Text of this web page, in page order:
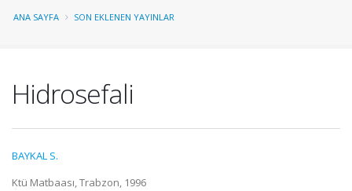
ANA SAYFA SON EKLENEN YAYINLAR
Hidrosefali
BAYKAL S.
Ktü Matbaası, Trabzon, 1996